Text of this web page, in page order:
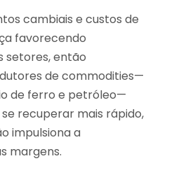
cambiais e custos de
favorecendo
setores, então
de commodities—
de ferro e petróleo—
recuperar mais rápido,
impulsiona a
margens.